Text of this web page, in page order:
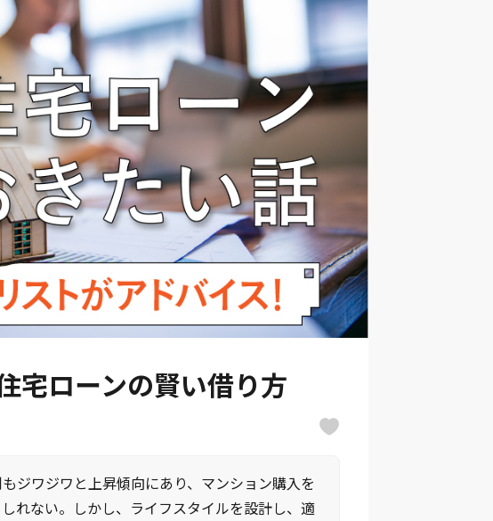
宅ローンの賢い借り方
ジワジワと上昇傾向にあり、マンション購入を
れない。しかし、ライフスタイルを設計し、適